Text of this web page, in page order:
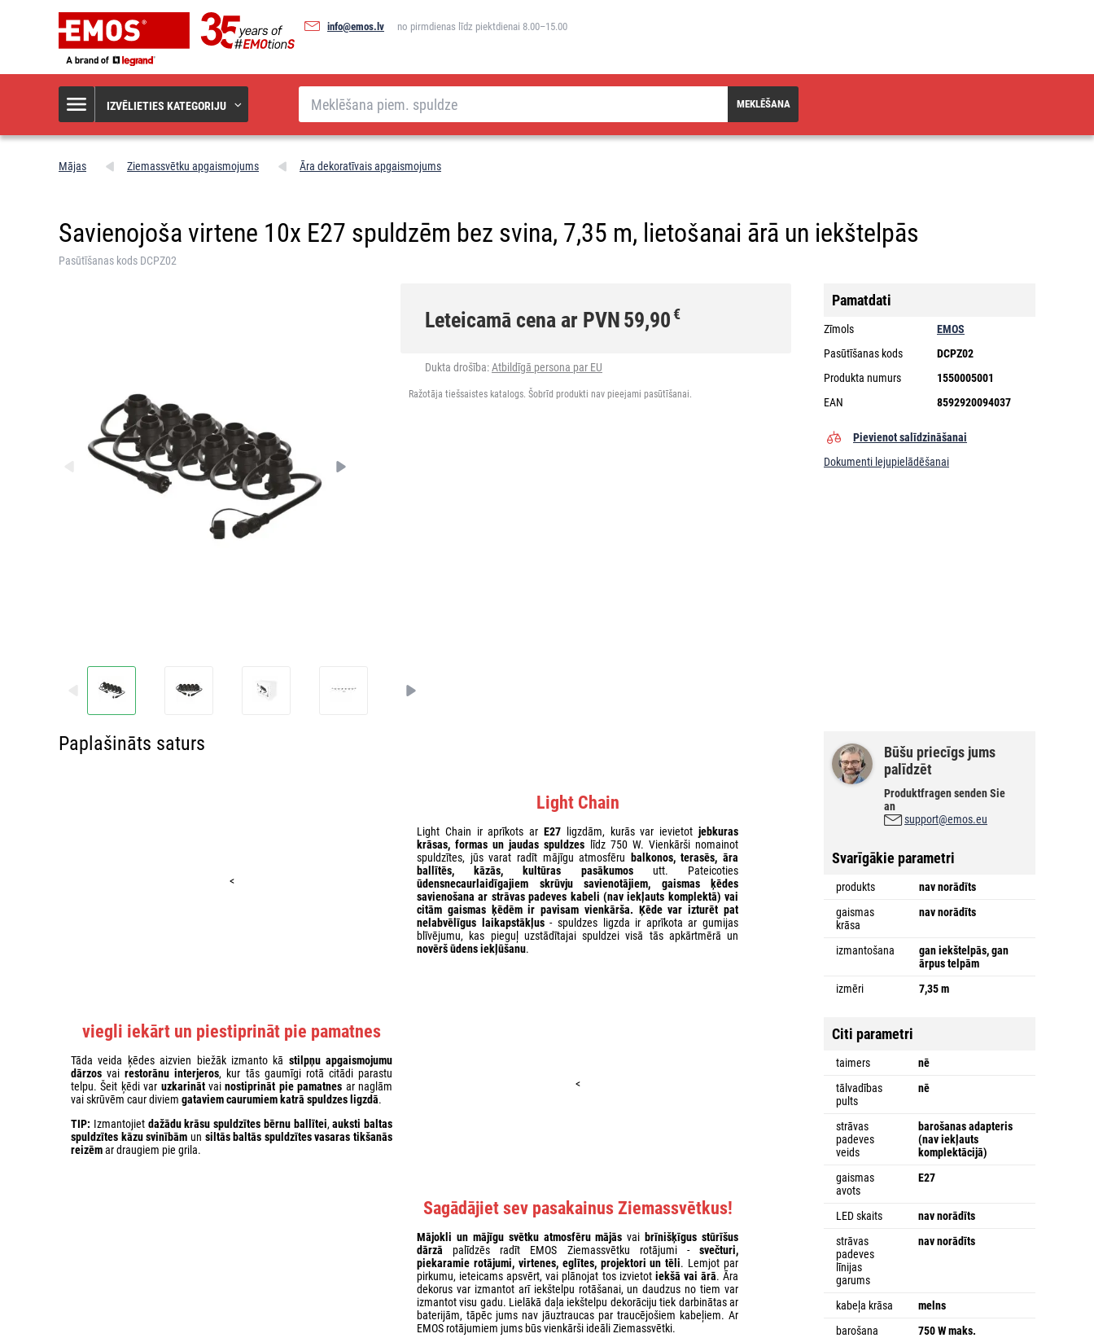
info@emos.lv no pirmdienas līdz piektdienai 8.00–15.00
IZVĒLIETIES KATEGORIJU
Meklēšana
MEKLĒŠANA
Mājas Ziemassvētku apgaismojums Āra dekoratīvais apgaismojums
Savienojoša virtene 10x E27 spuldzēm bez svina, 7,35 m, lietošanai ārā un iekštelpās
Pasūtīšanas kods DCPZ02
Leteicamā cena ar PVN 59,90€
Dukta drošība:Atbildīgā persona par EU
Ražotāja tiešsaistes katalogs. Šobrīd produkti nav pieejami pasūtīšanai.
Pamatdati
Zīmols
EMOS
Pasūtīšanas kods
DCPZ02
Produkta numurs
1550005001
EAN
8592920094037
Pievienot salīdzināšanai
Dokumenti lejupielādēšanai
Paplašināts saturs
<
Light Chain
Light Chain ir aprīkots ar E27 ligzdām, kurās var ievietot jebkuras
krāsas, formas un jaudas spuldzes līdz 750 W. Vienkārši nomainot
spuldzītes, jūs varat radīt mājīgu atmosfēru balkonos, terasēs, āra
ballītēs, kāzās, kultūras pasākumosutt. Pateicoties
ūdensnecaurlaidīgajiem skrūvju savienotājiem, gaismas ķēdes
savienošana ar strāvas padeves kabeli (nav iekļauts komplektā) vai
citām gaismas ķēdēm ir pavisam vienkārša. Ķēde var izturēt pat
nelabvēlīgus laikapstākļus- spuldzes ligzda ir aprīkota ar gumijas
blīvējumu, kas pieguļ uzstādītajai spuldzei visā tās apkārtmērā un
novērš ūdens iekļūšanu.
<
viegli iekārt un piestiprināt pie pamatnes
Tāda veida ķēdes aizvien biežāk izmanto kā stilpņu apgaismojumu
dārzos vairestorānu interjeros, kur tās gaumīgi rotā citādi parastu
telpu. Šeit ķēdi var uzkarinātvainostiprināt pie pamatnes ar naglām
vai skrūvēm caur diviem gataviem caurumiem katrā spuldzes ligzdā.
TIP: Izmantojiet dažādu krāsu spuldzītes bērnu ballītei,auksti baltas
spuldzītes kāzu svinībām un siltās baltās spuldzītes vasaras tikšanās
reizēmar draugiem pie grila.
Sagādājiet sev pasakainus Ziemassvētkus!
Mājokli un mājīgu svētku atmosfēru mājāsvaibrīnišķīgus stūrīšus
dārzā palīdzēs radīt EMOS Ziemassvētku rotājumi - svečturi,
piekaramie rotājumi, virtenes, eglītes, projektori un tēli. Lemjot par
pirkumu, ieteicams apsvērt, vai plānojat tos izvietot iekšā vai ārā. Āra
dekorus var izmantot arī iekštelpu rotāšanai, un daudzus no tiem var
izmantot visu gadu. Lielākā daļa iekštelpu dekorāciju tiek darbinātas ar
baterijām, tāpēc jums nav jāuztraucas par traucējošiem kabeļiem. Ar
EMOS rotājumiem jums būs vienkārši ideāli Ziemassvētki.
Būšu priecīgs jums
palīdzēt
Produktfragen senden Sie
an
support@emos.eu
Svarīgākie parametri
produkts
nav norādīts
gaismas
krāsa
nav norādīts
izmantošana
gan iekštelpās, gan
ārpus telpām
izmēri
7,35 m
Citi parametri
taimers
nē
tālvadības
pults
nē
strāvas
padeves
veids
barošanas adapteris
(nav iekļauts
komplektācijā)
gaismas
avots
E27
LED skaits
nav norādīts
strāvas
padeves
līnijas
garums
nav norādīts
kabeļa krāsa
melns
barošana
750 W maks.